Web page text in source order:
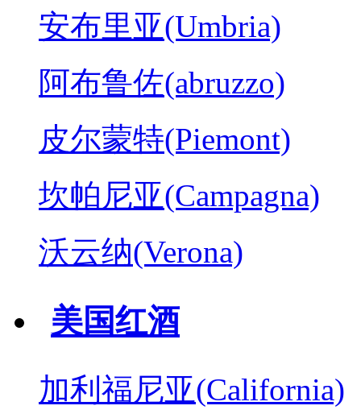
安布里亚(Umbria)
阿布鲁佐(abruzzo)
皮尔蒙特(Piemont)
坎帕尼亚(Campagna)
沃云纳(Verona)
美国红酒
加利福尼亚(California)